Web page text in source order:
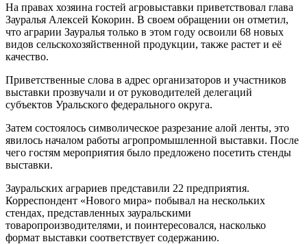
На правах хозяина гостей агровыставки приветствовал глава
Зауралья Алексей Кокорин. В своем обращении он отметил,
что аграрии Зауралья только в этом году освоили 68 новых
видов сельскохозяйственной продукции, также растет и её
качество.
Приветственные слова в адрес организаторов и участников
выставки прозвучали и от руководителей делегаций
субъектов Уральского федерального округа.
Затем состоялось символическое разрезание алой ленты, это
явилось началом работы агропромышленной выставки. После
чего гостям мероприятия было предложено посетить стенды
выставки.
Зауральских аграриев представили 22 предприятия.
Корреспондент «Нового мира» побывал на нескольких
стендах, представленных зауральскими
товаропроизводителями, и поинтересовался, насколько
формат выставки соответствует содержанию.